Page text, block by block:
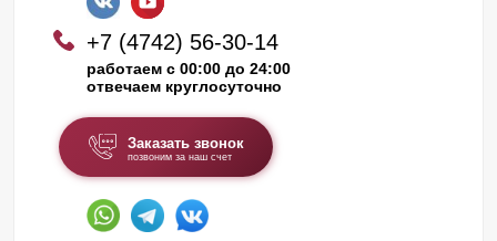
+7 (4742) 56-30-14
работаем с 00:00 до 24:00
отвечаем круглосуточно
Заказать звонок
позвоним за наш счет